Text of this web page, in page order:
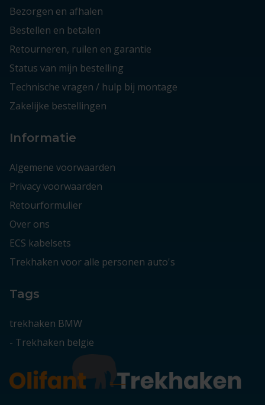
Bezorgen en afhalen
Bestellen en betalen
Retourneren, ruilen en garantie
Status van mijn bestelling
Technische vragen / hulp bij montage
Zakelijke bestellingen
Informatie
Algemene voorwaarden
Privacy voorwaarden
Retourformulier
Over ons
ECS kabelsets
Trekhaken voor alle personen auto's
Tags
trekhaken BMW
- Trekhaken belgie